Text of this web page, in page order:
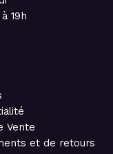
19h
Vente
et de retours